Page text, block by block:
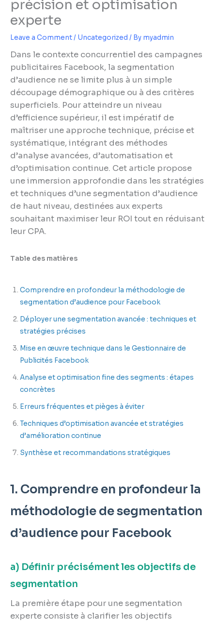
précision et optimisation
experte
Leave a Comment/ Uncategorized / By myadmin
Dans le contexte concurrentiel des campagnes
publicitaires Facebook, la segmentation
d’audience ne se limite plus à un simple
découpage démographique ou à des critères
superficiels. Pour atteindre un niveau
d’efficience supérieur, il est impératif de
maîtriser une approche technique, précise et
systématique, intégrant des méthodes
d’analyse avancées, d’automatisation et
d’optimisation continue. Cet article propose
une immersion approfondie dans les stratégies
et techniques d’une segmentation d’audience
de haut niveau, destinées aux experts
souhaitant maximiser leur ROI tout en réduisant
leur CPA.
Table des matières
Comprendre en profondeur la méthodologie de
segmentation d’audience pour Facebook
Déployer une segmentation avancée : techniques et
stratégies précises
Mise en œuvre technique dans le Gestionnaire de
Publicités Facebook
Analyse et optimisation fine des segments : étapes
concrètes
Erreurs fréquentes et pièges à éviter
Techniques d’optimisation avancée et stratégies
d’amélioration continue
Synthèse et recommandations stratégiques
1. Comprendre en profondeur la
méthodologie de segmentation
d’audience pour Facebook
a) Définir précisément les objectifs de
segmentation
La première étape pour une segmentation
experte consiste à clarifier les objectifs